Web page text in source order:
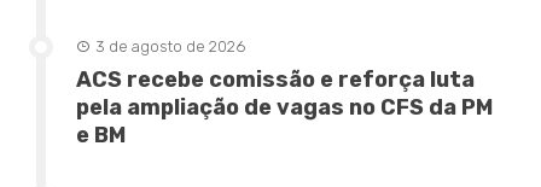
3 de agosto de 2026
ACS recebe comissão e reforça luta
pela ampliação de vagas no CFS da PM
e BM